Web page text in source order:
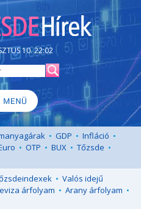
10. 22:02
• GDP • Infláció •
• OTP • BUX • Tőzsde •
• Valós idejű
árfolyam • Arany árfolyam •